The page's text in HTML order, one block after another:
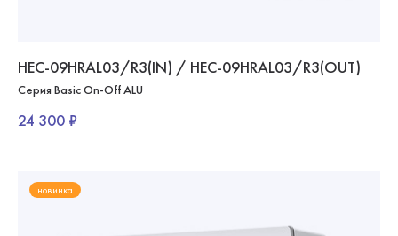
HEC-09HRAL03/R3(IN) / HEC-09HRAL03/R3(OUT)
Серия Basic On-Off ALU
24 300 ₽
новинка